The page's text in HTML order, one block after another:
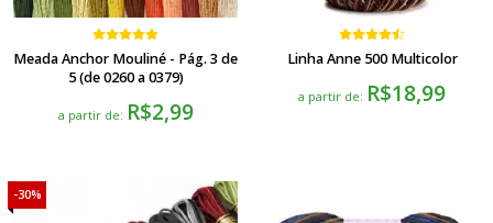
Meada Anchor Mouliné - Pág. 3 de
5 (de 0260 a 0379)
a partir de: R$2,99
Linha Anne 500 Multicolor
a partir de: R$18,99
30%